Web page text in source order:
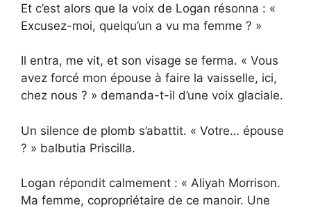
Et c’est alors que la voix de Logan résonna : «
Excusez-moi, quelqu’un a vu ma femme ? »
Il entra, me vit, et son visage se ferma. « Vous
avez forcé mon épouse à faire la vaisselle, ici,
chez nous ? » demanda-t-il d’une voix glaciale.
Un silence de plomb s’abattit. « Votre… épouse
? » balbutia Priscilla.
Logan répondit calmement : « Aliyah Morrison.
Ma femme, copropriétaire de ce manoir. Une